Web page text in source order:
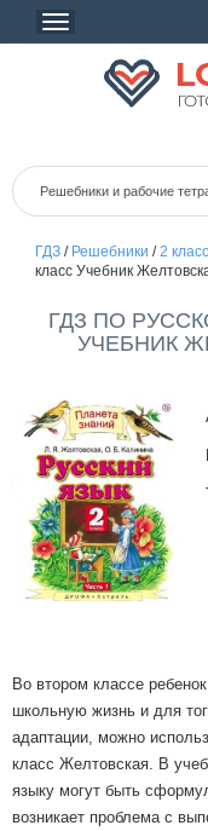
ГДЗ/ Решебники /2 класс
класс Учебник
ГДЗ ПО
УЧЕБНИК
Во втором классе
школьную жизнь и для
адаптации, можно
класс Желтовская. В
языку могут быть
возникает проблема с